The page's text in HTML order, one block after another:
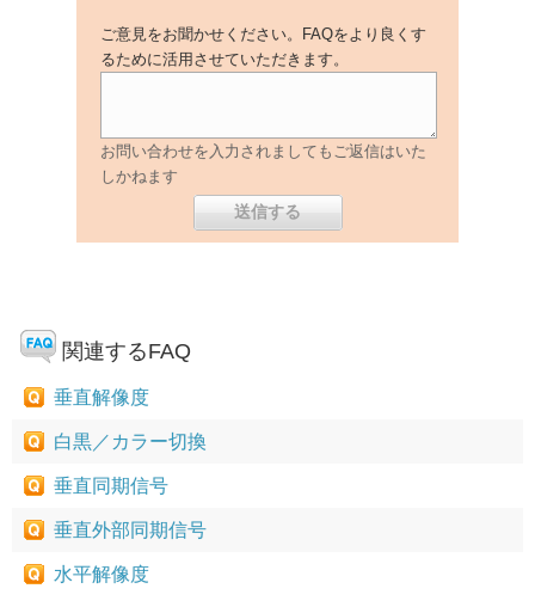
ご意見をお聞かせください。FAQをより良くす
るために活用させていただきます。
お問い合わせを入力されましてもご返信はいた
しかねます
関連するFAQ
垂直解像度
白黒／カラー切換
垂直同期信号
垂直外部同期信号
水平解像度